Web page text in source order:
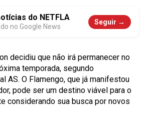
do NETFLA
no Google News
Seguir →
decidiu que não irá permanecer no
temporada, segundo
AS. O Flamengo, que já manifestou
pode ser um destino viável para o
considerando sua busca por novos